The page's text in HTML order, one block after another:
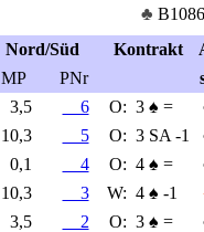
♣
Nord/Süd
Kontrakt
MP
PNr
3,5
6 O: 3 ♠ =
10,3
5 O: 3 SA -1
0,1
4 O: 4 ♠ =
10,3
3 W: 4 ♠ -1
3,5
2 O: 3 ♠ =